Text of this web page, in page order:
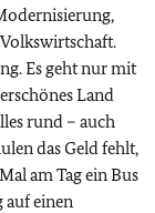
Es geht nur mit
Land
rund – auch
das Geld fehlt,
am Tag ein Bus
einen